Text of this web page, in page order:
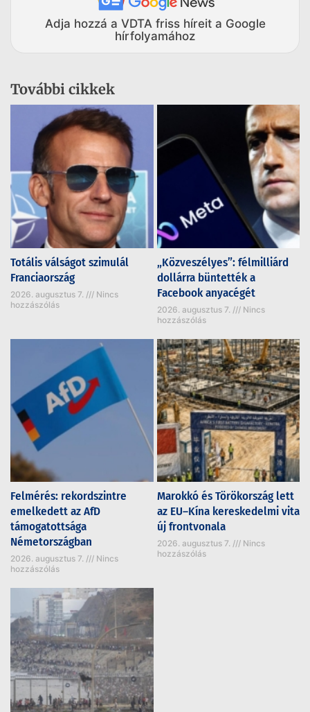
Adja hozzá a VDTA friss híreit a Google
hírfolyamához
További cikkek
Totális válságot szimulál
Franciaország
2026. augusztus 7.
Nincs
hozzászólás
„Közveszélyes”: félmilliárd
dollárra büntették a
Facebook anyacégét
2026. augusztus 7.
Nincs
hozzászólás
Felmérés: rekordszintre
emelkedett az AfD
támogatottsága
Németországban
2026. augusztus 7.
Nincs
hozzászólás
Marokkó és Törökország lett
az EU–Kína kereskedelmi vita
új frontvonala
2026. augusztus 7.
Nincs
hozzászólás